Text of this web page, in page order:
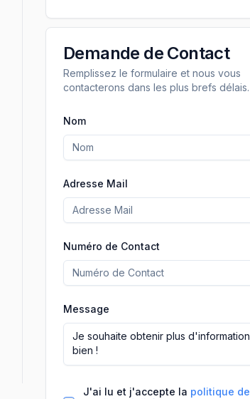
Demande de Contact
Remplissez le formulaire et nous vous
contacterons dans les plus brefs délais.
Nom
Adresse Mail
Numéro de Contact
Message
J'ai lu et j'accepte la politique de